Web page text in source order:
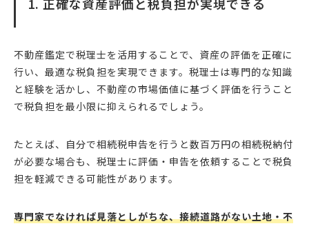
1. 正確な資産評価と税負担が実現できる
不動産鑑定で税理士を活用することで、資産の評価を正確に
行い、最適な税負担を実現できます。税理士は専門的な知識
と経験を活かし、不動産の市場価値に基づく評価を行うこと
で税負担を最小限に抑えられるでしょう。
たとえば、自分で相続税申告を行うと数百万円の相続税納付
が必要な場合も、税理士に評価・申告を依頼することで税負
担を軽減できる可能性があります。
専門家でなければ見落としがちな、接続道路がない土地・不